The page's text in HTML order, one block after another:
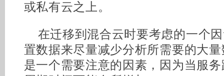
或私有云之上。
在迁移到混合云时要考虑的一个
置数据来尽量减少分析所需要的大
是一个需要注意的因素，因为当服